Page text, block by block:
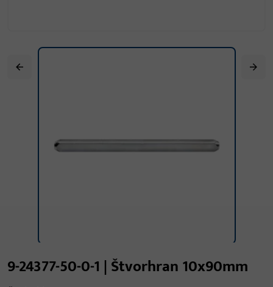
9-24377-50-0-1 | Štvorhran 10x90mm